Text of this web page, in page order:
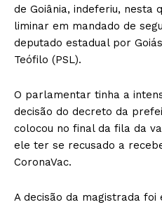
de Goiânia, indeferiu, nesta
liminar em mandado de
deputado estadual por
Teófilo (PSL).
O parlamentar tinha a
decisão do decreto da
colocou no final da fila da
ele ter se recusado a
CoronaVac.
A decisão da magistrada foi